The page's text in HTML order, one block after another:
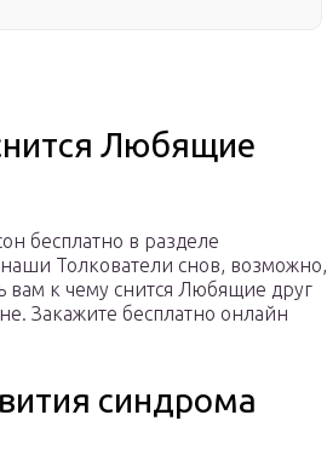
Любящие
бесплатно в разделе
Толкователи снов, возможно,
вам к чему снится Любящие друг
Закажите бесплатно онлайн
синдрома